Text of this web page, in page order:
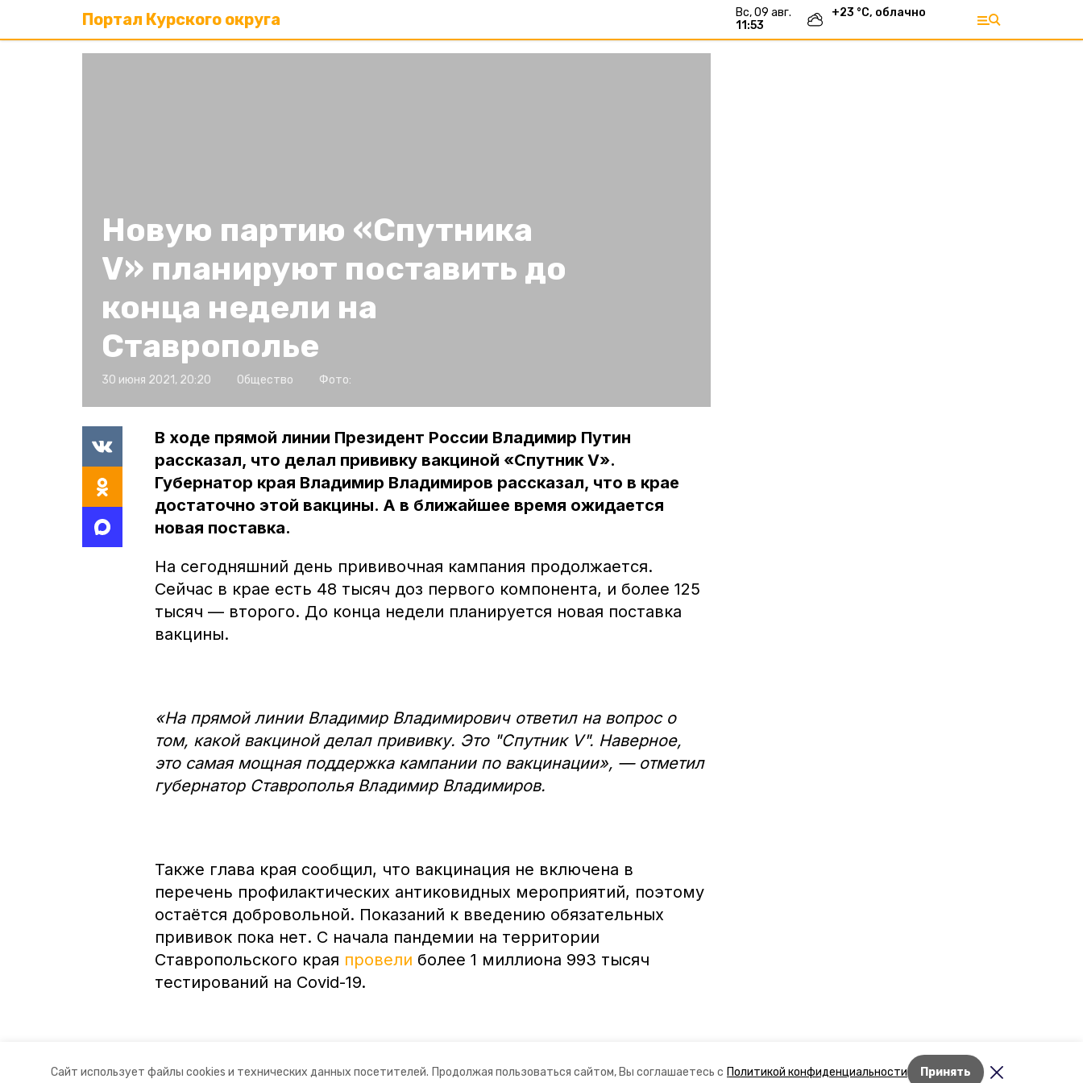
Сайт использует файлы cookies и технических данных посетителей. Продолжая пользоваться сайтом, Вы соглашаетесь с Политикой конфиденциальности Принять
Портал Курского округа
вс, 09 авг.
11:53
+23 °С, облачно
Лента новостей
Новую партию «Спутника
V» планируют поставить до
конца недели на
Ставрополье
30 июня 2021, 20:20 Общество Фото:
В ходе прямой линии Президент России Владимир Путин
рассказал, что делал прививку вакциной «Спутник V».
Губернатор края Владимир Владимиров рассказал, что в крае
достаточно этой вакцины. А в ближайшее время ожидается
новая поставка.
На сегодняшний день прививочная кампания продолжается.
Сейчас в крае есть 48 тысяч доз первого компонента, и более 125
тысяч — второго. До конца недели планируется новая поставка
вакцины.
«На прямой линии Владимир Владимирович ответил на вопрос о
том, какой вакциной делал прививку. Это "Спутник V". Наверное,
это самая мощная поддержка кампании по вакцинации», — отметил
губернатор Ставрополья Владимир Владимиров.
Также глава края сообщил, что вакцинация не включена в
перечень профилактических антиковидных мероприятий, поэтому
остаётся добровольной. Показаний к введению обязательных
прививок пока нет. С начала пандемии на территории
Ставропольского края провели более 1 миллиона 993 тысяч
тестирований на Covid-19.